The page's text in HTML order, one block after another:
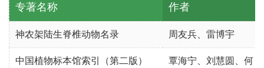
专著名称 作者
神农架陆生脊椎动物名录 周友兵、雷博宇
中国植物标本馆索引（第二版） 覃海宁、刘慧圆、何